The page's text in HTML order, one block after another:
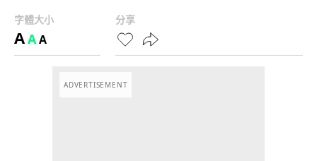
字體大小
AAA
分享
ADVERTISEMENT